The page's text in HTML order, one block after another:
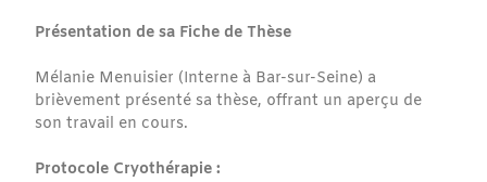
Présentation de sa Fiche de Thèse
Mélanie Menuisier (Interne à Bar-sur-Seine) a
brièvement présenté sa thèse, offrant un aperçu de
son travail en cours.
Protocole Cryothérapie :